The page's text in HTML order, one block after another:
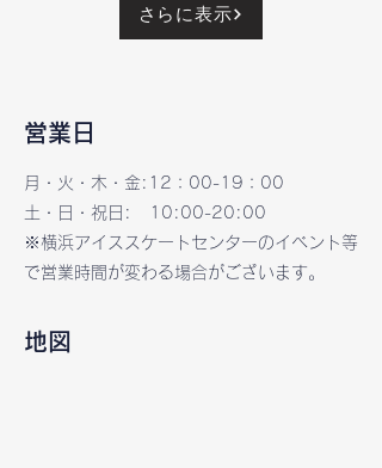
さらに表示
​営業日
月・火・木・金:12：00-19：00​
土・日・祝日: ​10:00-20:00
※横浜アイススケートセンターのイベント等
で​営業時間が変わる場合がございます。
地図